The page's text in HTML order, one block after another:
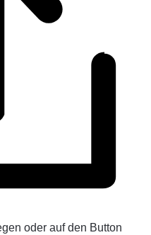
oder auf den Button